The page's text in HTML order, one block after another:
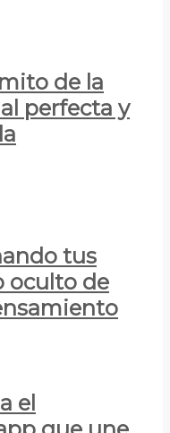
de la
perfecta y
tus
oculto de
el